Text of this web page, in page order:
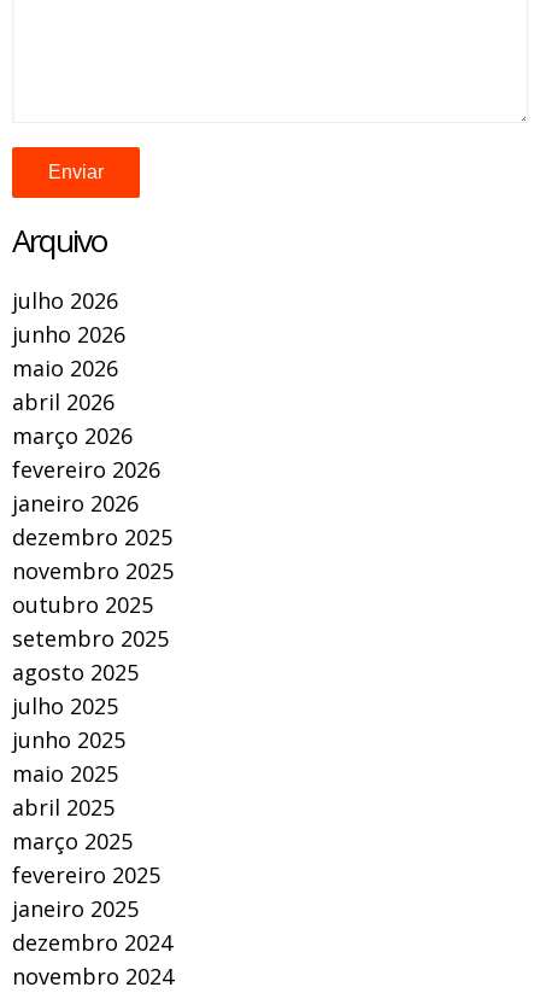
Arquivo
julho 2026
junho 2026
maio 2026
abril 2026
março 2026
fevereiro 2026
janeiro 2026
dezembro 2025
novembro 2025
outubro 2025
setembro 2025
agosto 2025
julho 2025
junho 2025
maio 2025
abril 2025
março 2025
fevereiro 2025
janeiro 2025
dezembro 2024
novembro 2024